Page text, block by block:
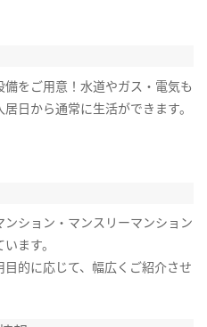
備をご用意！水道やガス・電気も
日から通常に生活ができます。
ンション・マンスリーマンション
ます。
目的に応じて、幅広くご紹介させ